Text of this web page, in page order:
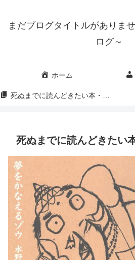
まだブログタイトルがあり
ログ～
ホーム
死ぬまでに読んどきたい本・映画・漫画
死ぬまでに読んどきたい